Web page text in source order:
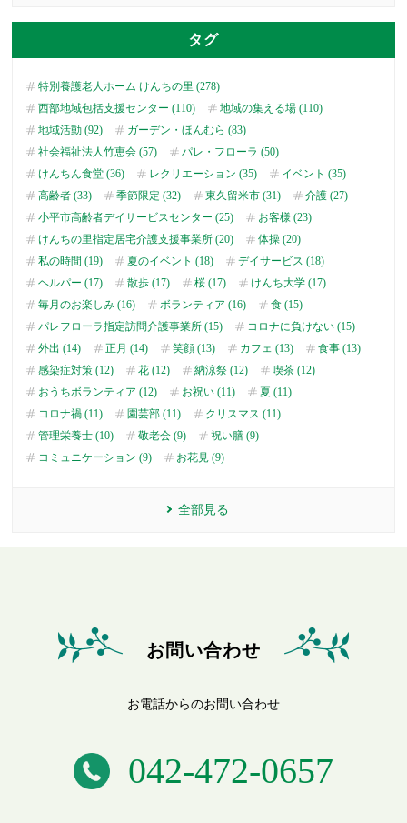
タグ
特別養護老人ホーム けんちの里 (278)
西部地域包括支援センター (110)
地域の集える場 (110)
地域活動 (92)
ガーデン・ほんむら (83)
社会福祉法人竹恵会 (57)
パレ・フローラ (50)
けんちん食堂 (36)
レクリエーション (35)
イベント (35)
高齢者 (33)
季節限定 (32) 東久留米市 (31)
介護 (27)
小平市高齢者デイサービスセンター (25)
お客様 (23)
けんちの里指定居宅介護支援事業所 (20)
体操 (20)
私の時間 (19)
夏のイベント (18)
デイサービス (18)
ヘルパー (17)
散歩 (17) 桜 (17)
けんち大学 (17)
毎月のお楽しみ (16)
ボランティア (16)
食 (15)
パレフローラ指定訪問介護事業所 (15)
コロナに負けない (15)
外出 (14)
正月 (14) 笑顔 (13) カフェ (13)
食事 (13)
感染症対策 (12)
花 (12) 納涼祭 (12)
喫茶 (12)
おうちボランティア (12)
お祝い (11)
夏 (11)
コロナ禍 (11)
園芸部 (11)
クリスマス (11)
管理栄養士 (10)
敬老会 (9)
祝い膳 (9)
コミュニケーション (9)
お花見 (9)
全部見る
お問い合わせ
お電話からのお問い合わせ
042-472-0657